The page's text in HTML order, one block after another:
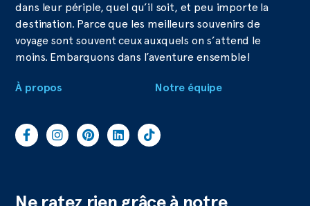
dans leur périple, quel qu’il soit, et peu importe la
destination. Parce que les meilleurs souvenirs de
voyage sont souvent ceux auxquels on s’attend le
moins. Embarquons dans l’aventure ensemble!
À propos Notre équipe
Ne ratez rien grâce à notre